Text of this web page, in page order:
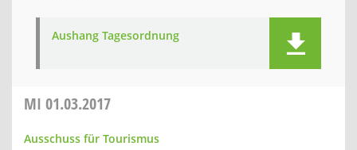
Aushang Tagesordnung
MI 01.03.2017
Ausschuss für Tourismus